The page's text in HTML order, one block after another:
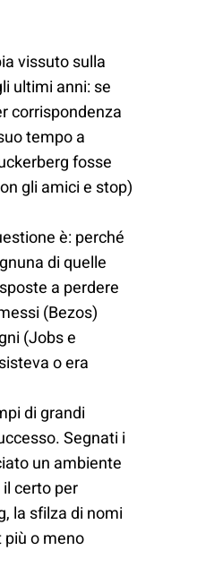
vissuto sulla
ultimi anni: se
corrispondenza
tempo a
fosse
gli amici e stop)
è: perché
di quelle
a perdere
(Bezos)
(Jobs e
o era
di grandi
Segnati i
un ambiente
certo per
la sfilza di nomi
o meno